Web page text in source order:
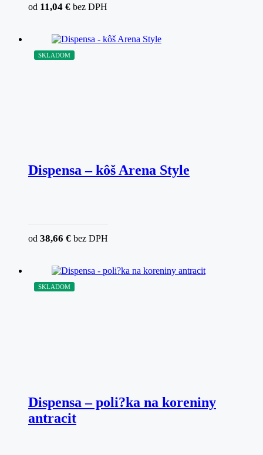
od 11,04 € bez DPH
SKLADOM
Dispensa – kôš Arena Style
od 38,66 € bez DPH
SKLADOM
Dispensa – poli?ka na koreniny
antracit